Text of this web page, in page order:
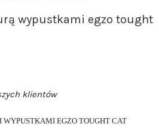
wypustkami egzo tought
klientów
EGZO TOUGHT CAT